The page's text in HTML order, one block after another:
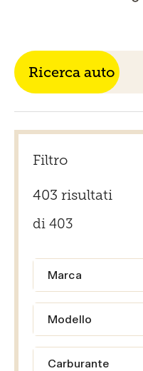
Ricerca auto
Filtro
403 risultati
di 403
Marca
Modello
Carburante